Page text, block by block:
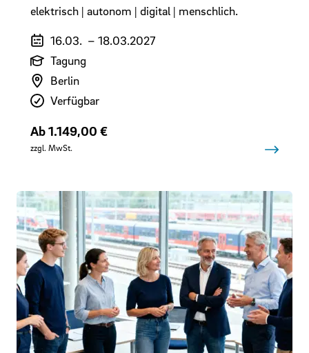
elektrisch | autonom | digital | menschlich.
Veranstaltungszeitraum
16.03. – 18.03.2027
Art der Veranstaltung
Tagung
Veranstaltungsort
Berlin
Verfügbarkeit
Verfügbar
Preis
Ab 1.149,00 €
zzgl. MwSt.